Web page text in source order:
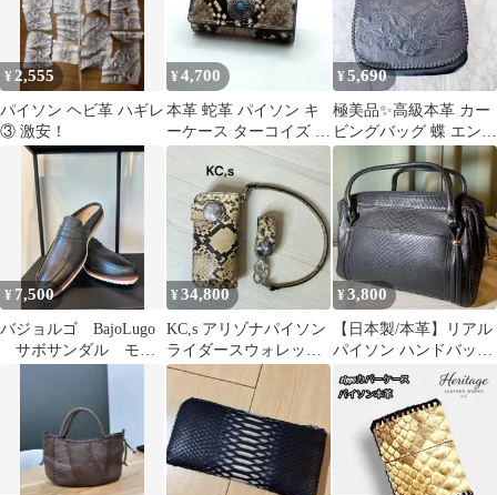
¥ 2,555
パイソン ヘビ革 ハギレ
③ 激安！
¥4,700
本革 蛇革 パイソン キ
ーケース ターコイズ コ
ンチョ レザー ハンドメ
¥5,690
極美品✨高級本革 カー
ビングバッグ 蝶 エンボ
ス 蛇革 パイソン 2way
¥ 7,500
バジョルゴ BajoLugo
サボサンダル モス
グレー×オーストリッチ
カーキ（BG-281）
SAMPLE商品
¥34,800
KC,s アリゾナパイソン
ライダースウォレット
モルガン1921 ×2未使用
¥3,800
【日本製/本革】リアル
パイソン ハンドバッグ
ブラック ヘビ革 エキゾ
チック 和装